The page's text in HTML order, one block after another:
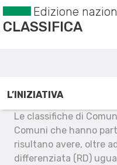
Edizione
CLASSIFICA
L’INIZIATIVA
Le classifiche di
Comuni che hanno
risultano avere, oltre
differenziata (RD)